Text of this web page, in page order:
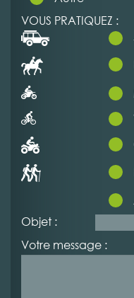
VOUS PRATIQUEZ :
Objet :
Votre message :